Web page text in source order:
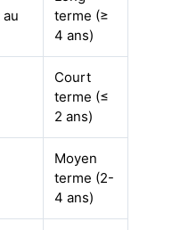
terme (≥
4 ans)
Court
terme (≤
2 ans)
Moyen
terme (2-
4 ans)